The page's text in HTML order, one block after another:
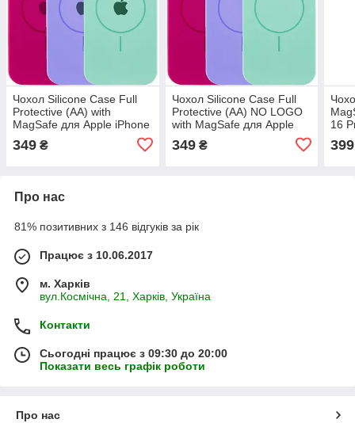
Чохол Silicone Case Full
Protective (AA) with
MagSafe для Apple iPhone
349 ₴
Чохол Silicone Case Full
Protective (AA) NO LOGO
with MagSafe для Apple
iPhone 16 Pro Max (6.9")
349₴
16
399
Про нас
81% позитивних з 146 відгуків за рік
Працює з 10.06.2017
м. Харків
вул.Космічна, 21, Харків, Україна
Контакти
Сьогодні працює з 09:30 до 20:00
Показати весь графік роботи
Про нас